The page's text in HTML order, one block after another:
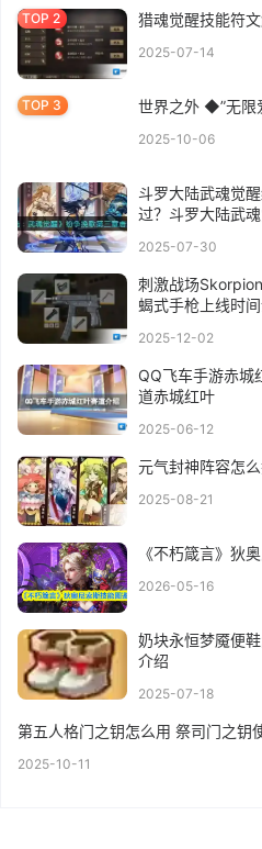
猎魂觉醒技能符
2025-07-14
世界之外
2025-10-06
斗罗大陆武魂觉
过？斗罗大陆武
2025-07-30
刺激战场
蝎式手枪上线时
2025-12-02
QQ飞车手游赤城
道赤城红叶
2025-06-12
元气封神阵容怎
2025-08-21
《不朽箴言》狄
2026-05-16
奶块永恒梦魇便
介绍
2025-07-18
第五人格门之钥怎么用 祭司门之钥
2025-10-11